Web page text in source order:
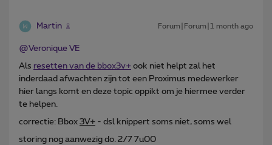
Martin Forum|Forum|1 month ago
@Veronique VE
Als resetten van de bbox3v+ ook niet helpt zal het
inderdaad afwachten zijn tot een Proximus medewerker
hier langs komt en deze topic oppikt om je hiermee verder
te helpen.
correctie: Bbox 3V+ - dsl knippert soms niet, soms wel
storing nog aanwezig do. 2/7 7u00